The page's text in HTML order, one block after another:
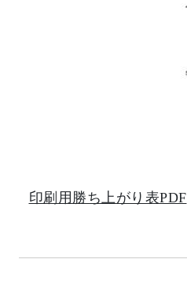
印刷用勝ち上がり表PDF